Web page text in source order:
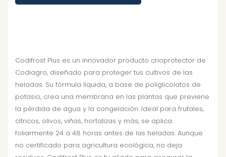
Codifrost Plus es un innovador producto crioprotector de
Codiagro, diseñado para proteger tus cultivos de las
heladas. Su fórmula líquida, a base de poliglicolatos de
potasio, crea una membrana en las plantas que previene
la pérdida de agua y la congelación. Ideal para frutales,
cítricos, olivos, viñas, hortalizas y más, se aplica
foliarmente 24 a 48 horas antes de las heladas. Aunque
no certificado para agricultura ecológica, no deja